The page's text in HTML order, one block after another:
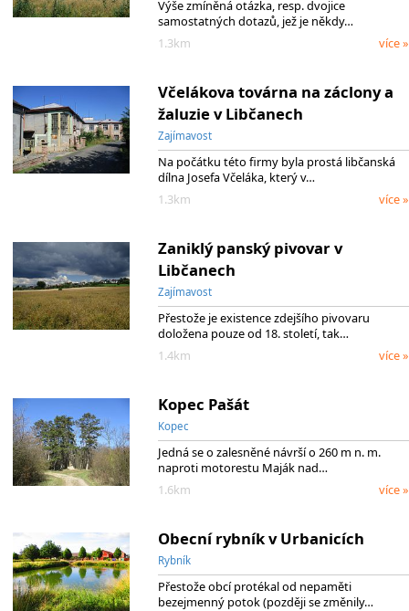
Výše zmíněná otázka, resp. dvojice
samostatných dotazů, jež je někdy…
1.3km
více »
Včelákova továrna na záclony a
žaluzie v Libčanech
Zajímavost
Na počátku této firmy byla prostá libčanská
dílna Josefa Včeláka, který v…
1.3km
více »
Zaniklý panský pivovar v
Libčanech
Zajímavost
Přestože je existence zdejšího pivovaru
doložena pouze od 18. století, tak…
1.4km
více »
Kopec Pašát
Kopec
Jedná se o zalesněné návrší o 260 m n. m.
naproti motorestu Maják nad…
1.6km
více »
Obecní rybník v Urbanicích
Rybník
Přestože obcí protékal od nepaměti
bezejmenný potok (později se změnily…